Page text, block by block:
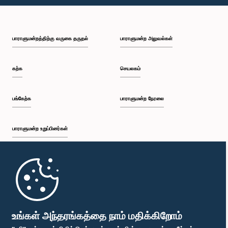
உங்கள் அந்தரங்கத்தை நாம் மதிக்கிறோம்
பி.ப. 1:46 - பி.ப. 1:59
பி.ப. 2:11 - பி.ப. 2:19
பி.ப. 2:29 - பி.ப. 2:35
பாராளுமன்றத்திற்கு வருகை தருதல்
கற்க
பங்கேற்க
பாராளுமன்ற உறுப்பினர்கள்
முதற்பக்கம்
பாராளுமன்ற அலுவல்கள்
செயலகம்
பாராளுமன்ற நேரலை
பாராளுமன்ற கையடக்க செயலி